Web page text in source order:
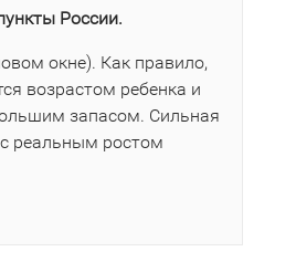
России.
окне). Как правило,
возрастом ребенка и
запасом. Сильная
реальным ростом